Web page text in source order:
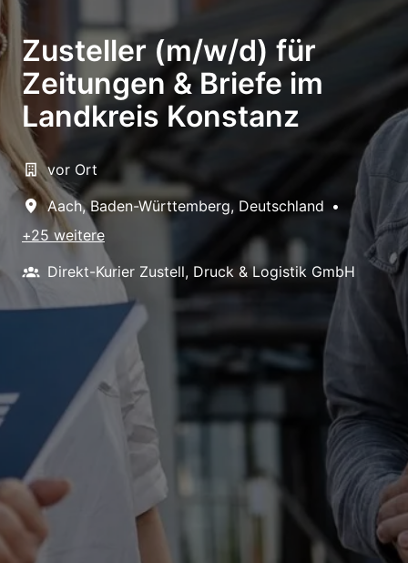
Zusteller (m/w/d) für
Zeitungen & Briefe im
Landkreis Konstanz
vor Ort
Aach, Baden-Württemberg, Deutschland •
+25 weitere
Direkt-Kurier Zustell, Druck & Logistik GmbH